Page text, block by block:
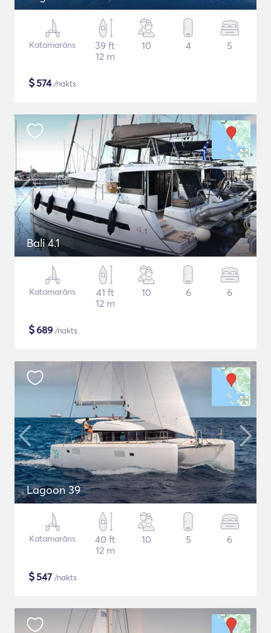
Katamarāns
39 ft
12 m
10 4 5
$574/nakts
Bali 4.1
Katamarāns
41 ft
12 m
10 6 6
$689 /nakts
Lagoon 39
Katamarāns
40 ft
12 m
10 5 6
$547 /nakts